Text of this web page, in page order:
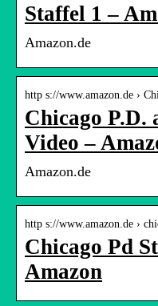
Staffel 1 –
Amazon.de
http s://www.amazon.de ›
Chicago P.D.
Video –
Amazon.de
http s://www.amazon.de ›
Chicago Pd
Amazon